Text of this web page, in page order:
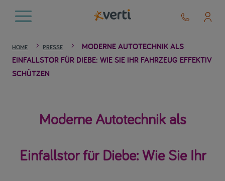
HOME 5 PRESSE 5
MODERNE AUTOTECHNIK ALS
EINFALLSTOR FÜR DIEBE: WIE SIE IHR FAHRZEUG EFFEKTIV
SCHÜTZEN
Moderne Autotechnik als
Einfallstor für Diebe: Wie Sie Ihr